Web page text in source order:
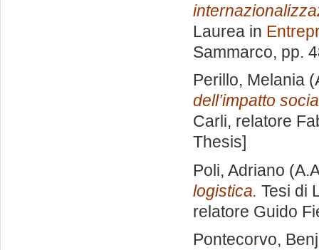
Laurea in
Sammarco, pp.
Perillo, Melania
dell’impatto
Carli, relatore
Thesis]
Poli, Adriano
logistica. Tesi di
relatore Guido
Pontecorvo,